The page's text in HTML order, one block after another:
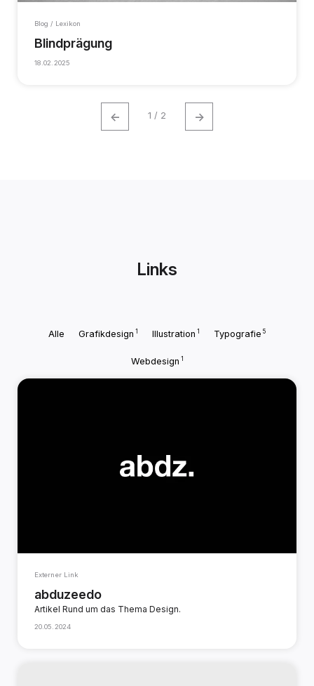
Blog / Lexikon
Blindprägung
18.02.2025
← 1 / 2 →
Links
Alle Grafikdesign 1 Illustration 1 Typografie 5
Webdesign 1
Externer Link
abduzeedo
Artikel Rund um das Thema Design.
20.05.2024